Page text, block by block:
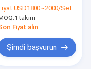
Setleri
USD1800~2000/Set
1 takım
Fiyat alın
Şimdi başvurun